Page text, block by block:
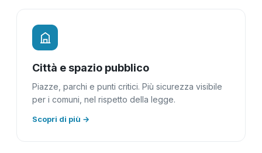
Città e spazio pubblico
Piazze, parchi e punti critici. Più sicurezza visibile
per i comuni, nel rispetto della legge.
Scopri di più →